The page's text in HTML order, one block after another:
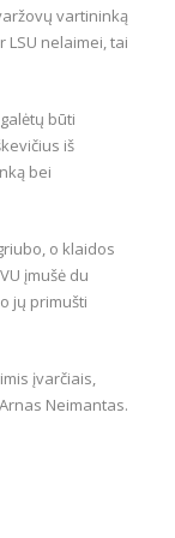
vartininką
nelaimei, tai
būti
iš
bei
o klaidos
įmušė du
jų primušti
įvarčiais,
Neimantas.